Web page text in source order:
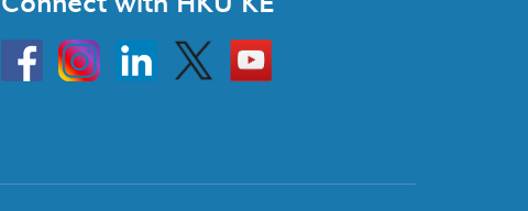
HKU
InstagramLinkedin Twitter
Go
to
HKU